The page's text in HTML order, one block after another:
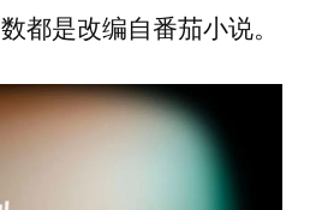
都是改编自番茄小说。